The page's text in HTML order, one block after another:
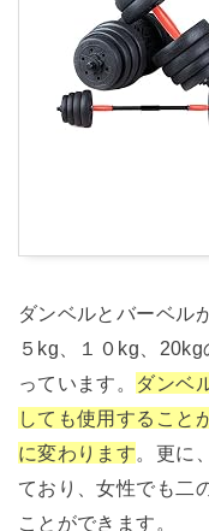
ダンベルとバーベル
５kg、１０kg、
っています。 ダンベ
しても使用すること
に変わります。更に
ており、女性でも二
ことができます。